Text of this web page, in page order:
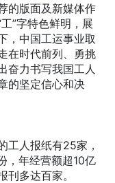
版面及新媒体作
”字特色鲜明，展
，中国工运事业取
在时代前列、勇挑
奋力书写我国工人
的坚定信心和决
人报纸有25家，
，年经营额超10亿
多达百家。